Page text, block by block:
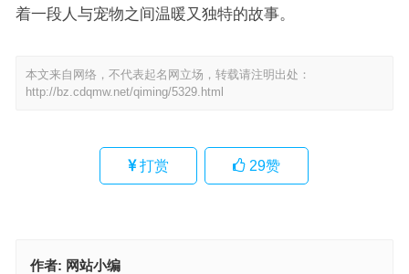
着一段人与宠物之间温暖又独特的故事。
本文来自网络，不代表起名网立场，转载请注明出处：
http://bz.cdqmw.net/qiming/5329.html
打赏 29赞
作者: 网站小编